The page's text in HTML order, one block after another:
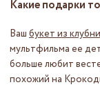
Какие подарки
Ваш букет из
мультфильма ее
больше любит
похожий на